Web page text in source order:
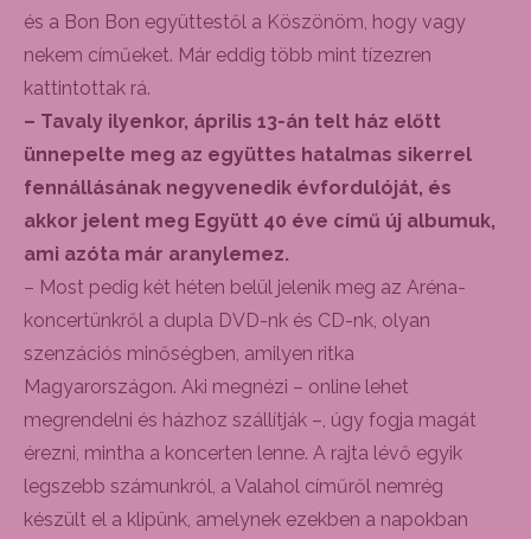
és a Bon Bon együttestől a Köszönöm, hogy vagy
nekem címűeket. Már eddig több mint tízezren
kattintottak rá.
– Tavaly ilyenkor, április 13-án telt ház előtt
ünnepelte meg az együttes hatalmas sikerrel
fennállásának negyvenedik évfordulóját, és
akkor jelent meg Együtt 40 éve című új albumuk,
ami azóta már aranylemez.
– Most pedig két héten belül jelenik meg az Aréna-
koncertünkről a dupla DVD-nk és CD-nk, olyan
szenzációs minőségben, amilyen ritka
Magyarországon. Aki megnézi – online lehet
megrendelni és házhoz szállítják –, úgy fogja magát
érezni, mintha a koncerten lenne. A rajta lévő egyik
legszebb számunkról, a Valahol címűről nemrég
készült el a klipünk, amelynek ezekben a napokban